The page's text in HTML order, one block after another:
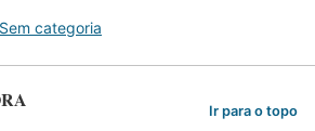
Sem categoria
Ir para o topo